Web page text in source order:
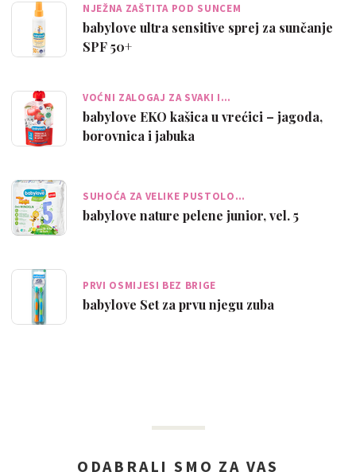
NJEŽNA ZAŠTITA POD SUNCEM
babylove ultra sensitive sprej za sunčanje
SPF 50+
VOĆNI ZALOGAJ ZA SVAKI I…
babylove EKO kašica u vrećici – jagoda,
borovnica i jabuka
SUHOĆA ZA VELIKE PUSTOLO…
babylove nature pelene junior, vel. 5
PRVI OSMIJESI BEZ BRIGE
babylove Set za prvu njegu zuba